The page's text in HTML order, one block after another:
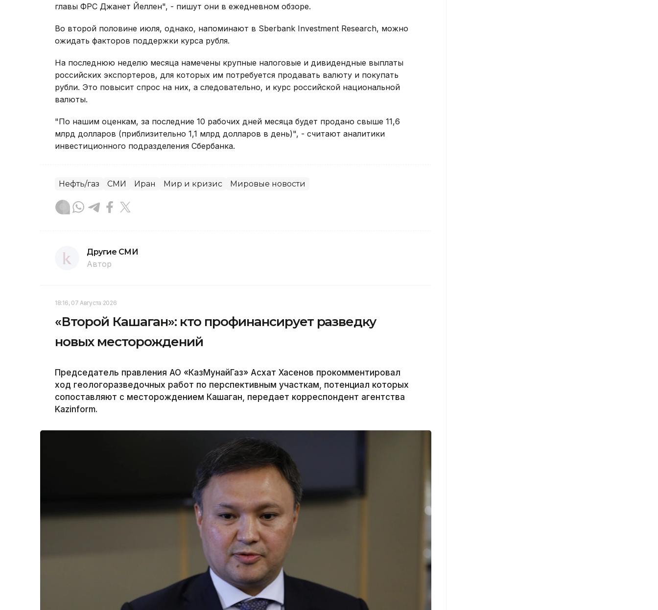
главы ФРС Джанет Йеллен", - пишут они в ежедневном обзоре.
Во второй половине июля, однако, напоминают в Sberbank Investment Research, можно
ожидать факторов поддержки курса рубля.
На последнюю неделю месяца намечены крупные налоговые и дивидендные выплаты
российских экспортеров, для которых им потребуется продавать валюту и покупать
рубли. Это повысит спрос на них, а следовательно, и курс российской национальной
валюты.
"По нашим оценкам, за последние 10 рабочих дней месяца будет продано свыше 11,6
млрд долларов (приблизительно 1,1 млрд долларов в день)", - считают аналитики
инвестиционного подразделения Сбербанка.
Нефть/газ СМИ Иран Мир и кризис Мировые новости
Другие СМИ
Автор
18:16, 07 Августа 2026
«Второй Кашаган»: кто профинансирует разведку
новых месторождений
Председатель правления АО «КазМунайГаз» Асхат Хасенов прокомментировал
ход геологоразведочных работ по перспективным участкам, потенциал которых
сопоставляют с месторождением Кашаган, передает корреспондент агентства
Kazinform.